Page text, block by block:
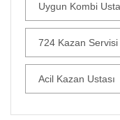
Uygun Kombi
724 Kazan Servisi
Acil Kazan Ustası